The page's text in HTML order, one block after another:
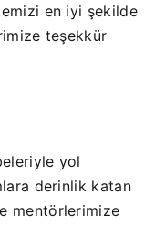
en iyi şekilde
teşekkür
yol
derinlik katan
mentörlerimize